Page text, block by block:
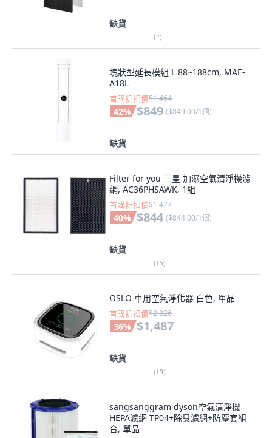
缺貨
(2)
塊狀型延長模組 L 88~188cm, MAE-
A18L
首購折扣價$1,464
42% $849 ($849.00/1個)
缺貨
Filter for you 三星 加濕空氣清淨機濾
網, AC36PHSAWK, 1組
首購折扣價$1,427
40% $844 ($844.00/1個)
缺貨
(15)
OSLO 車用空氣淨化器 白色, 單品
首購折扣價$2,326
36% $1,487
缺貨
(19)
sangsanggram dyson空氣清淨機
HEPA濾網 TP04+除臭濾網+防塵套組
合, 單品